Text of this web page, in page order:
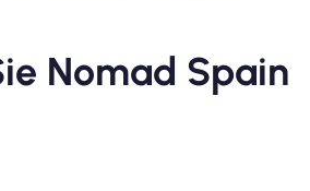
Nomad Spain